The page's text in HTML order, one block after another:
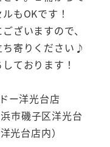
もOKです！
ざいますので、
ち寄りください♪
ております！
ー洋光台店
市磯子区洋光台
光台店内）